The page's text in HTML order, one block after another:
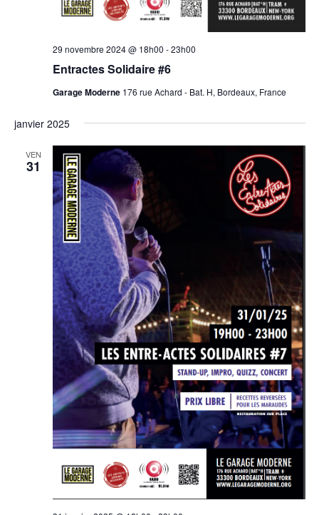
Entractes Solidaire #6
29 novembre 2024 @ 18h00 -23h00
Garage Moderne 176 rue Achard - Bat. H, Bordeaux, France
janvier 2025
VEN
31